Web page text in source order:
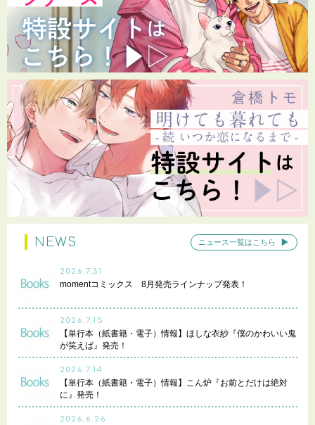
NEWS ニュース一覧はこちら
2026.7.31
momentコミックス 8月発売ラインナップ発表！
2026.7.15
【単行本（紙書籍・電子）情報】ほしな衣紗『僕のかわいい鬼
が笑えば』発売！
2026.7.14
【単行本（紙書籍・電子）情報】こん炉『お前とだけは絶対
に』発売！
2026.6.26